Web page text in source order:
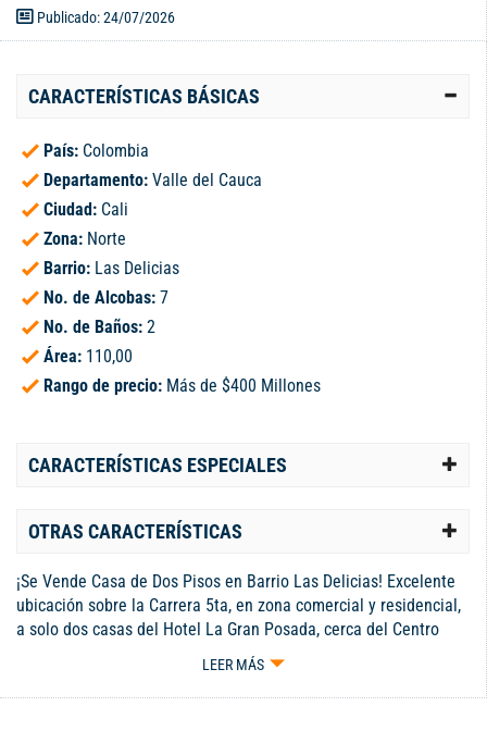
Publicado: 24/07/2026
CARACTERÍSTICAS BÁSICAS
País: Colombia
Departamento: Valle del Cauca
Ciudad: Cali
Zona: Norte
Barrio: Las Delicias
No. de Alcobas: 7
No. de Baños: 2
Área: 110,00
Rango de precio: Más de $400 Millones
CARACTERÍSTICAS ESPECIALES
OTRAS CARACTERÍSTICAS
¡Se Vende Casa de Dos Pisos en Barrio Las Delicias! Excelente
ubicación sobre la Carrera 5ta, en zona comercial y residencial,
a solo dos casas del Hotel La Gran Posada, cerca del Centro
Comercial El Único y el sector industrial. Ideal para inversión o
en una: Primer Piso: Casa de 4 alcobas, 1 baño, sala comedor,
LEER MÁS